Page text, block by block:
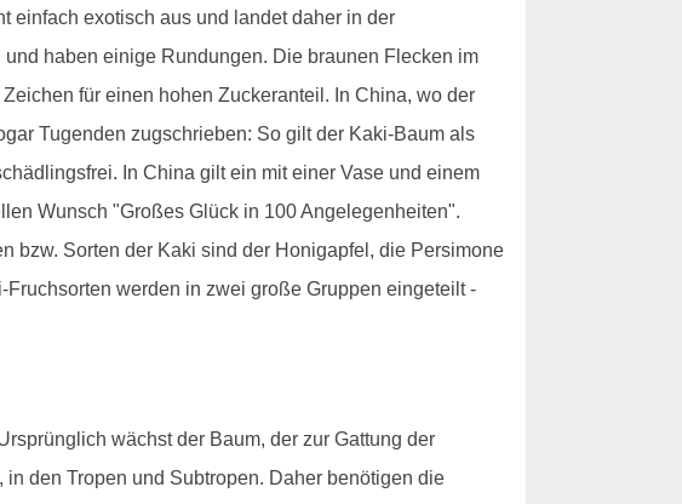
einfach exotisch aus und landet daher in der
haben einige Rundungen. Die braunen Flecken im
für einen hohen Zuckeranteil. In China, wo der
Tugenden zugschrieben: So gilt der Kaki-Baum als
In China gilt ein mit einer Vase und einem
Wunsch "Großes Glück in 100 Angelegenheiten".
bzw. Sorten der Kaki sind der Honigapfel, die Persimone
werden in zwei große Gruppen eingeteilt -
wächst der Baum, der zur Gattung der
den Tropen und Subtropen. Daher benötigen die